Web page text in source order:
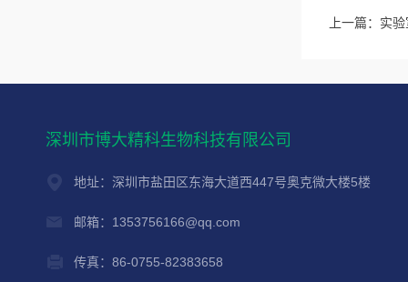
上一篇： 实
深圳市博大精科生物科技有限公司
地址：深圳市盐田区东海大道西447号奥克微大楼5楼
邮箱：1353756166@qq.com
传真：86-0755-82383658